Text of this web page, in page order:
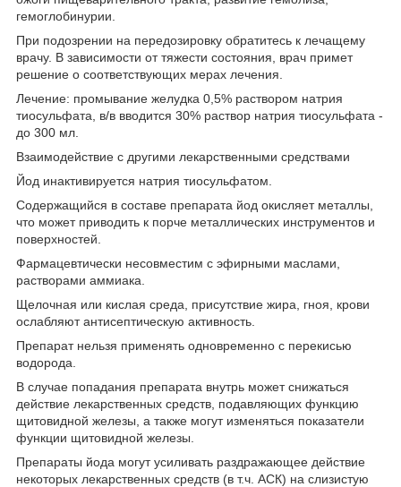
гемоглобинурии.
При подозрении на передозировку обратитесь к лечащему
врачу. В зависимости от тяжести состояния, врач примет
решение о соответствующих мерах лечения.
Лечение: промывание желудка 0,5% раствором натрия
тиосульфата, в/в вводится 30% раствор натрия тиосульфата -
до 300 мл.
Взаимодействие с другими лекарственными средствами
Йод инактивируется натрия тиосульфатом.
Содержащийся в составе препарата йод окисляет металлы,
что может приводить к порче металлических инструментов и
поверхностей.
Фармацевтически несовместим с эфирными маслами,
растворами аммиака.
Щелочная или кислая среда, присутствие жира, гноя, крови
ослабляют антисептическую активность.
Препарат нельзя применять одновременно с перекисью
водорода.
В случае попадания препарата внутрь может снижаться
действие лекарственных средств, подавляющих функцию
щитовидной железы, а также могут изменяться показатели
функции щитовидной железы.
Препараты йода могут усиливать раздражающее действие
некоторых лекарственных средств (в т.ч. АСК) на слизистую